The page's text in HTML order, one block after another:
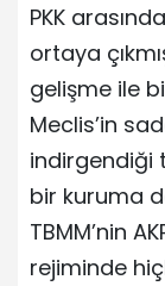
PKK
ortaya
gelişme ile
Meclis’in
indirgendiği
bir kuruma
TBMM’nin
rejiminde